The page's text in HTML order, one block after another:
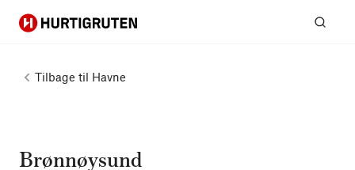
Hurtigruten
Tilbage til Havne
Brønnøysund